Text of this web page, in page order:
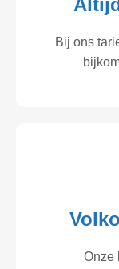
Bij ons
Onze